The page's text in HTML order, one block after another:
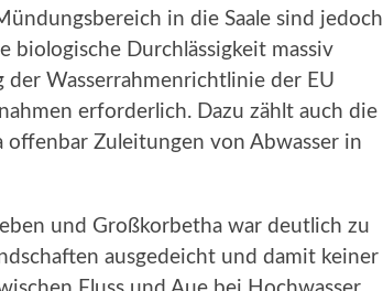
in die Saale sind jedoch
biologische Durchlässigkeit massiv
der Wasserrahmenrichtlinie der EU
erforderlich. Dazu zählt auch die
Zuleitungen von Abwasser in
und Großkorbetha war deutlich zu
ausgedeicht und damit keiner